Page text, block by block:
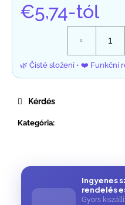
€5,74-tól
Kategória:
Kérdés
Ingyenes
rendelés
Gyors